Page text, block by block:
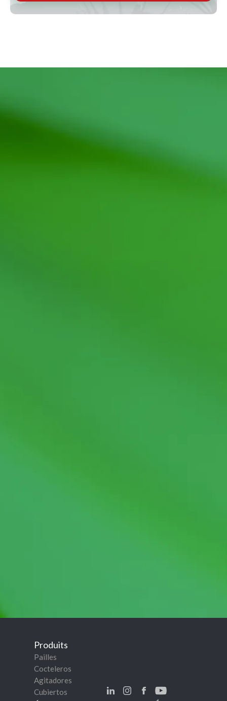
Produits
Pailles
Cocteleros
Agitadores
Cubiertos